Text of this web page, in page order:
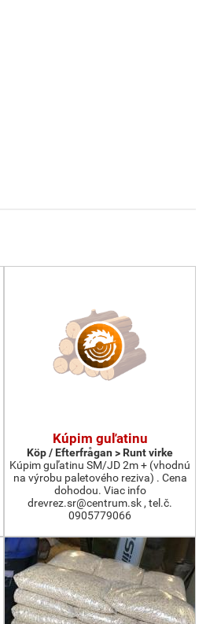
Kúpim guľatinu
Köp / Efterfrågan > Runt virke
Kúpim guľatinu SM/JD 2m + (vhodnú
na výrobu paletového reziva) . Cena
dohodou. Viac info
drevrez.sr@centrum.sk , tel.č.
0905779066